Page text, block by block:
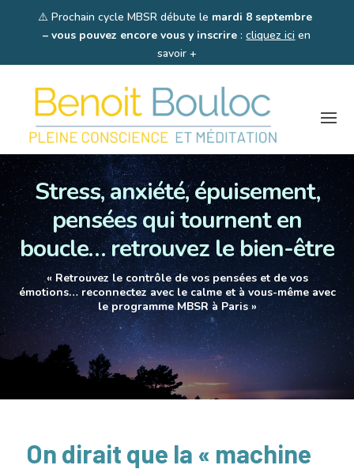
⚠️ Prochain cycle MBSR débute le mardi 8 septembre
– vous pouvez encore vous y inscrire:cliquez ici en
savoir +
Stress, anxiété, épuisement,
pensées qui tournent en
boucle… retrouvez le bien-être
« Retrouvez le contrôle de vos pensées et de vos
émotions… reconnectez avec le calme et à vous-même avec
le programme MBSR à Paris »
On dirait que la « machine